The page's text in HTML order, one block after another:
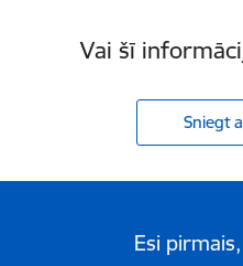
Vai šī
Sniegt
Esi